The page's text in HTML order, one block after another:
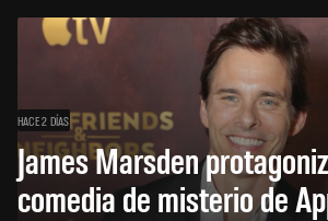
HACE 2 DÍAS
James Marsden
comedia de misterio de